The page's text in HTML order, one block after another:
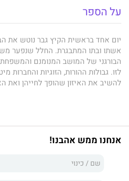
על הספר
יום אחד בראשית הקיץ גבר נוטש את
אשתו ובתו המתבגרת. החלל שנפﬠר
הבורגני של המושב המנומנם והמשפחתי
לזו. גבולות ההורוּת, הזוגיות והחברות
להשיב את האיזון שהופך לחייהן ואת
ﬠתיד למוטט את היסודות
אנחנו ממש אהבנו!